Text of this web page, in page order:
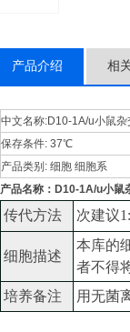
产品介绍 相
中文名称:D10-1A/u小鼠
保存条件: 37℃
产品类别: 细胞 细胞系
产品名称： D10-1A/u小鼠
传代方法 次建议1:
细胞描述
本库的
者不得
培养备注
用无菌